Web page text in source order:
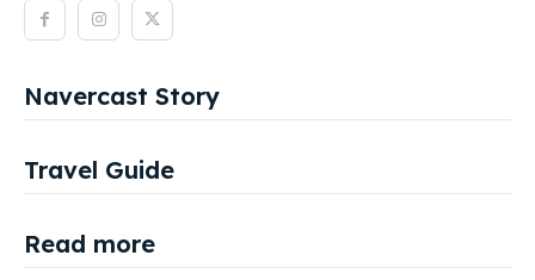
Navercast Story
Travel Guide
Read more